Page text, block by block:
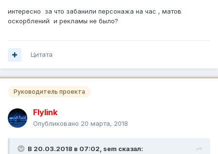
интересно за что забанили персонажа на час , матов
оскорблений и рекламы не было?
Цитата
Руководитель проекта
Flylink
Опубликовано 20 марта, 2018
В 20.03.2018 в 07:02, sem сказал: